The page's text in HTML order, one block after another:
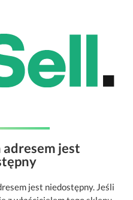
jest
jest niedostępny. Jeśli